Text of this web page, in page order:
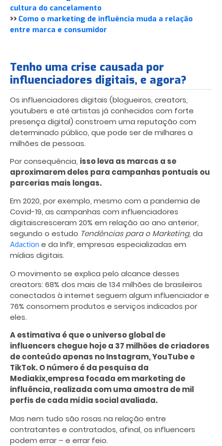
cultura do cancelamento
>> Como o marketing de influência muda a relação
entre marca e consumidor
Tenho uma crise causada por
influenciadores digitais, e agora?
Os influenciadores digitais (blogueiros, creators,
youtubers e até artistas já conhecidos com forte
presença digital) constroem uma reputação com
determinado público, que pode ser de milhares a
milhões de pessoas.
Por consequência, isso leva as marcas a se
aproximarem deles para campanhas pontuais ou
parcerias mais longas.
Em 2020, por exemplo, mesmo com a pandemia de
Covid-19, as campanhas com influenciadores
digitaiscresceram 20% em relação ao ano anterior,
segundo o estudo Tendências para o Marketing, da
Adaction e da Inflr, empresas especializadas em
mídias digitais.
O movimento se explica pelo alcance desses
creators: 68% dos mais de 134 milhões de brasileiros
conectados à internet seguem algum influenciador e
76% consomem produtos e serviços indicados por
eles.
A estimativa é que o universo global de
influencers chegue hoje a 37 milhões de criadores
de conteúdo apenas no Instagram, YouTube e
TikTok. O número é da pesquisa da
Mediakix,empresa focada em marketing de
influência, realizada com uma amostra de mil
perfis de cada mídia social avaliada.
Mas nem tudo são rosas na relação entre
contratantes e contratados, afinal, os influencers
podem errar – e errar feio.